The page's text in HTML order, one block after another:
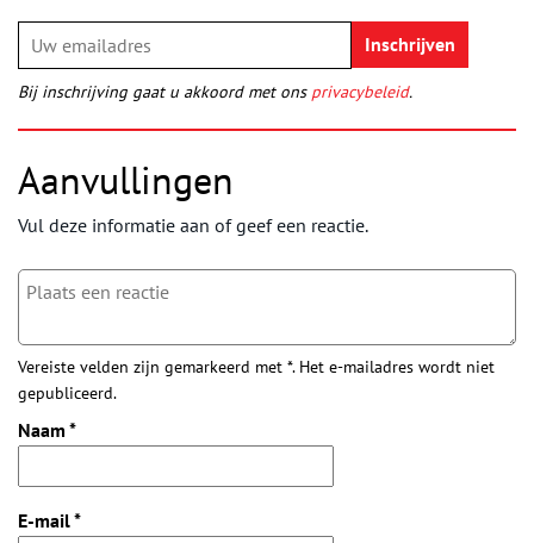
Bij inschrijving gaat u akkoord met ons privacybeleid.
Aanvullingen
Vul deze informatie aan of geef een reactie.
Vereiste velden zijn gemarkeerd met *. Het e-mailadres wordt niet
gepubliceerd.
Naam *
E-mail*